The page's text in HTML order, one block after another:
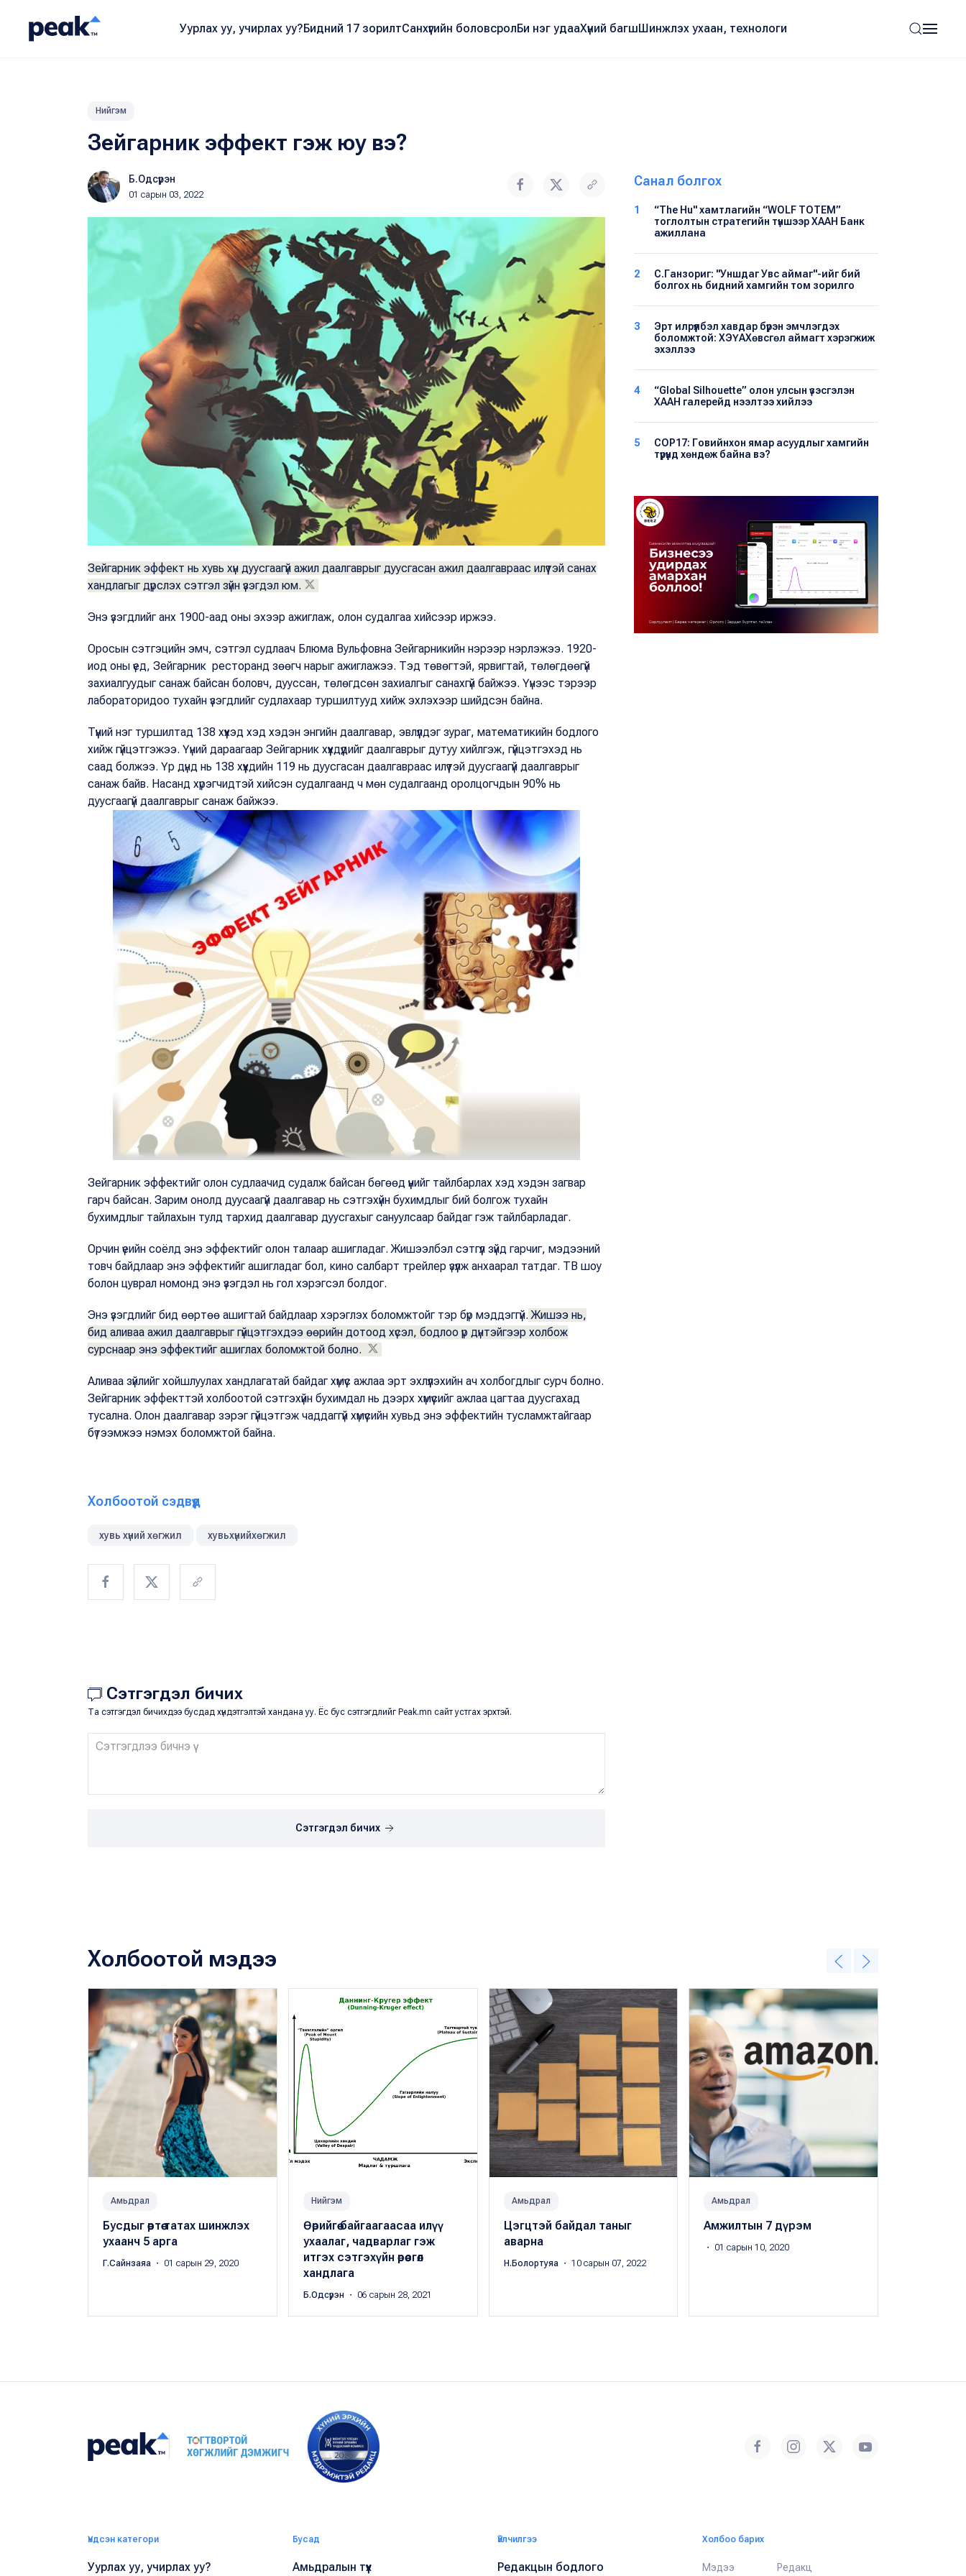
Уурлах уу, учирлах уу?Бидний 17 зорилтСанхүүгийн боловсролБи нэг удааХүний багшШинжлэх ухаан, технологи
Нийгэм
Зейгарник эффект гэж юу вэ?
Б.Одсүрэн
01 сарын 03, 2022
Зейгарник эффект нь хувь хүн дуусгаагүй ажил даалгаврыг дуусгасан ажил даалгавраас илүүтэй санах
хандлагыг дүрслэх сэтгэл зүйн үзэгдэл юм.
Энэ үзэгдлийг анх 1900-аад оны эхээр ажиглаж, олон судалгаа хийсээр иржээ.
Оросын сэтгэцийн эмч, сэтгэл судлаач Блюма Вульфовна Зейгарникийн нэрээр нэрлэжээ. 1920-
иод оны үед, Зейгарник ресторанд зөөгч нарыг ажиглажээ. Тэд төвөгтэй, ярвигтай, төлөгдөөгүй
захиалгуудыг санаж байсан боловч, дууссан, төлөгдсөн захиалгыг санахгүй байжээ. Үүнээс тэрээр
лабораторидоо тухайн үзэгдлийг судлахаар туршилтууд хийж эхлэхээр шийдсэн байна.
Түүний нэг туршилтад 138 хүүхэд хэд хэдэн энгийн даалгавар, эвлүүлдэг зураг, математикийн бодлого
хийж гүйцэтгэжээ. Үүний дараагаар Зейгарник хүүхдүүдийг даалгаврыг дутуу хийлгэж, гүйцэтгэхэд нь
саад болжээ. Үр дүнд нь 138 хүүхдийн 119 нь дуусгасан даалгавраас илүүтэй дуусгаагүй даалгаврыг
санаж байв. Насанд хүрэгчидтэй хийсэн судалгаанд ч мөн судалгаанд оролцогчдын 90% нь
дуусгаагүй даалгаврыг санаж байжээ.
Зейгарник эффектийг олон судлаачид судалж байсан бөгөөд үүнийг тайлбарлах хэд хэдэн загвар
гарч байсан. Зарим онолд дуусаагүй даалгавар нь сэтгэхүйн бухимдлыг бий болгож тухайн
бухимдлыг тайлахын тулд тархид даалгавар дуусгахыг сануулсаар байдаг гэж тайлбарладаг.
Орчин үеийн соёлд энэ эффектийг олон талаар ашигладаг. Жишээлбэл сэтгүүл зүйд гарчиг, мэдээний
товч байдлаар энэ эффектийг ашигладаг бол, кино салбарт трейлер үзүүлж анхаарал татдаг. ТВ шоу
болон цуврал номонд энэ үзэгдэл нь гол хэрэгсэл болдог.
Энэ үзэгдлийг бид өөртөө ашигтай байдлаар хэрэглэх боломжтойг тэр бүр мэддэггүй. Жишээ нь,
бид аливаа ажил даалгаврыг гүйцэтгэхдээ өөрийн дотоод хүсэл, бодлоо үр дүнтэйгээр холбож
сурснаар энэ эффектийг ашиглах боломжтой болно.
Аливаа зүйлийг хойшлуулах хандлагатай байдаг хүмүүс ажлаа эрт эхлүүлэхийн ач холбогдлыг сурч болно.
Зейгарник эффекттэй холбоотой сэтгэхүйн бухимдал нь дээрх хүмүүсийг ажлаа цагтаа дуусгахад
тусална. Олон даалгавар зэрэг гүйцэтгэж чаддаггүй хүмүүсийн хувьд энэ эффектийн тусламжтайгаар
бүтээмжээ нэмэх боломжтой байна.
Холбоотой сэдвүүд
хувь хүний хөгжил хувьхүнийхөгжил
Сэтгэгдэл бичих
Та сэтгэгдэл бичихдээ бусдад хүндэтгэлтэй хандана уу. Ёс бус сэтгэгдлийг Peak.mn сайт устгах эрхтэй.
Сэтгэгдэл бичих
Санал болгох
1
“The Hu" хамтлагийн “WOLF TOTEM”
тоглолтын стратегийн түншээр ХААН Банк
ажиллана
2
С.Ганзориг: "Уншдаг Увс аймаг"-ийг бий
болгох нь бидний хамгийн том зорилго
3
Эрт илрүүлбэл хавдар бүрэн эмчлэгдэх
боломжтой: ХЭҮА​Хөвсгөл аймагт хэрэгжиж
эхэллээ
4
“Global Silhouette” олон улсын үзэсгэлэн
ХААН галерейд нээлтээ хийлээ
5
COP17: Говийнхон ямар асуудлыг хамгийн
түрүүнд хөндөж байна вэ?
Холбоотой мэдээ
Амьдрал
Бусдыг өөртөө татах шинжлэх
ухаанч 5 арга
Г.Сайнзаяа ・ 01 сарын 29, 2020
Нийгэм
Өөрийгөө байгаагаасаа илүү
ухаалаг, чадварлаг гэж
итгэх сэтгэхүйн өрөөсгөл
хандлага
Б.Одсүрэн ・ 06 сарын 28, 2021
Амьдрал
Цэгцтэй байдал таныг
аварна
Н.Болортуяа ・ 10 сарын 07, 2022
Амьдрал
Амжилтын 7 дүрэм
・ 01 сарын 10, 2020
Үндсэн категори
Уурлах уу, учирлах уу?
Бусад
Амьдралын түүх
Үйлчилгээ
Редакцын бодлого
Холбоо барих
Мэдээ Редакц